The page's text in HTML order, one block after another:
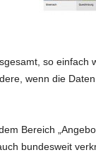
so einfach
wenn die
Bereich
bundesweit